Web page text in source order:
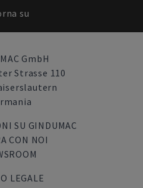
su
GmbH
Strasse 110
SU GINDUMAC
CON NOI
LEGALE